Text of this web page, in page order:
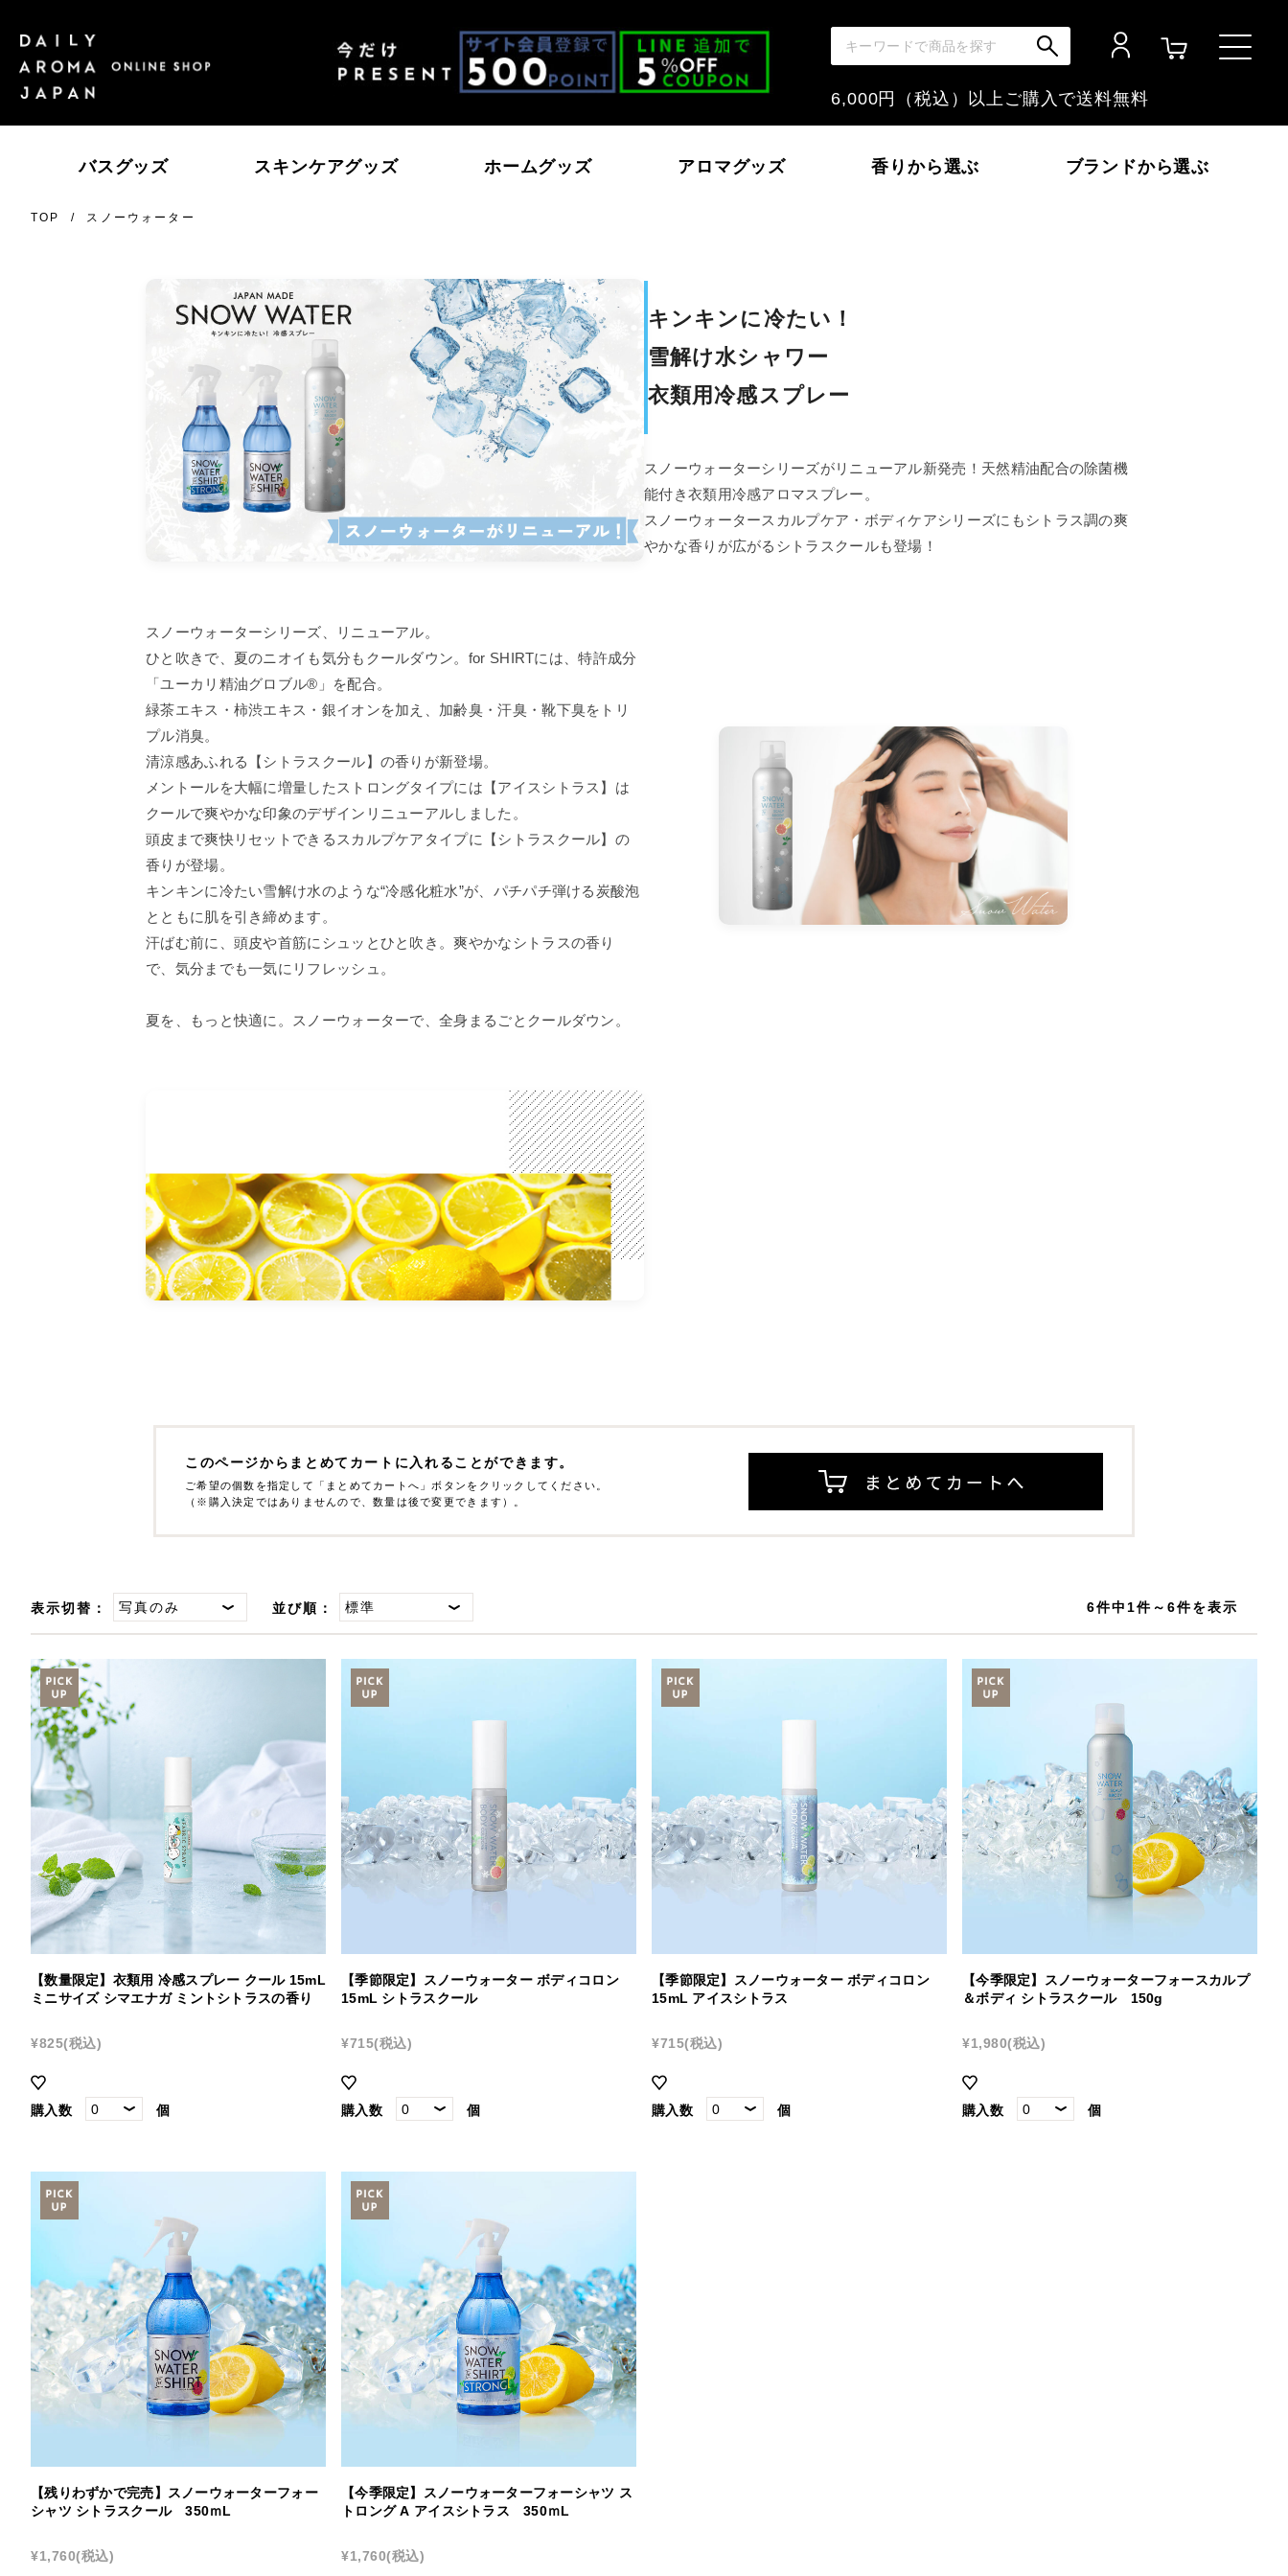
6,000円（税込）以上ご購入で送料無料
バスグッズ スキンケアグッズ ホームグッズ アロマグッズ 香りから選ぶ
日本の香り
ブランドから選ぶ
スノーウォーター 北海道ハッカ油
国産柑橘ハンドクリーム 国産アロマ入浴剤
ォーター
アロマツール ラ・フルール
TOP スノーウォーター
キンキンに冷たい！
雪解け水シャワー
衣類用冷感スプレー
スノーウォーターシリーズがリニューアル新発売！天然精油配合の除菌機
能付き衣類用冷感アロマスプレー。
スノーウォータースカルプケア・ボディケアシリーズにもシトラス調の爽
やかな香りが広がるシトラスクールも登場！
スノーウォーターシリーズ、リニューアル。
ひと吹きで、夏のニオイも気分もクールダウン。for SHIRTには、特許成分
「ユーカリ精油グロブル®」を配合。
緑茶エキス・柿渋エキス・銀イオンを加え、加齢臭・汗臭・靴下臭をトリ
プル消臭。
清涼感あふれる【シトラスクール】の香りが新登場。
メントールを大幅に増量したストロングタイプには【アイスシトラス】は
クールで爽やかな印象のデザインリニューアルしました。
頭皮まで爽快リセットできるスカルプケアタイプに【シトラスクール】の
香りが登場。
キンキンに冷たい雪解け水のような“冷感化粧水”が、パチパチ弾ける炭酸泡
とともに肌を引き締めます。
汗ばむ前に、頭皮や首筋にシュッとひと吹き。爽やかなシトラスの香り
で、気分までも一気にリフレッシュ。
夏を、もっと快適に。スノーウォーターで、全身まるごとクールダウン。
このページからまとめてカートに入れることができます。
ご希望の個数を指定して「まとめてカートへ」ボタンをクリックしてください。
（※購入決定ではありませんので、数量は後で変更できます）。
表示切替： 並び順： 6件中1件～6件を表示
【数量限定】衣類用 冷感スプレー クール 15mL
ミニサイズ シマエナガ ミントシトラスの香り
¥825(税込)
購入数 個
【季節限定】スノーウォーター ボディコロン
15mL シトラスクール
¥715(税込)
購入数 個
【季節限定】スノーウォーター ボディコロン
15mL アイスシトラス
¥715(税込)
購入数 個
【今季限定】スノーウォーターフォースカルプ
＆ボディ シトラスクール 150g
¥1,980(税込)
購入数 個
【残りわずかで完売】スノーウォーターフォー
シャツ シトラスクール 350ｍL
¥1,760(税込)
【今季限定】スノーウォーターフォーシャツ ス
トロング A アイスシトラス 350ｍL
¥1,760(税込)